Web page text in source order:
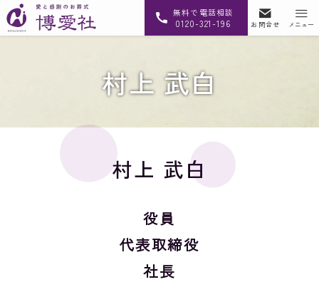
無料で電話相談
0120-321-196 お問合せ メニュー
村上 武白
村上 武白
役員
代表取締役
社長